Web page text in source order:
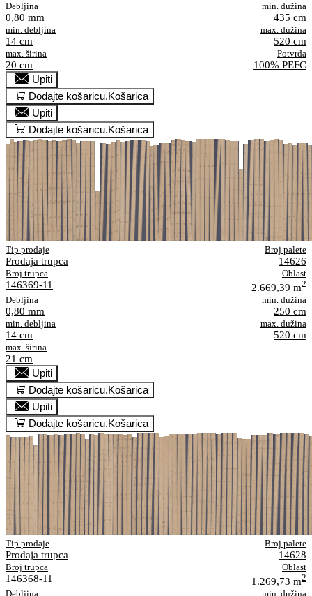
Debljina
0,80 mm
min. dužina
435 cm
min. debljina
14 cm
max. dužina
520 cm
max. širina
20 cm
Potvrda
100% PEFC
Upiti
Dodajte košaricu.Košarica
Upiti
Dodajte košaricu.Košarica
Tip prodaje
Prodaja trupca
Broj palete
14626
Broj trupca
146369-11
Oblast
2.669,39 m2
Debljina
0,80 mm
min. dužina
250 cm
min. debljina
14 cm
max. dužina
520 cm
max. širina
21 cm
Upiti
Dodajte košaricu.Košarica
Upiti
Dodajte košaricu.Košarica
Tip prodaje
Prodaja trupca
Broj palete
14628
Broj trupca
146368-11
Oblast
1.269,73 m2
Debljina
min. dužina